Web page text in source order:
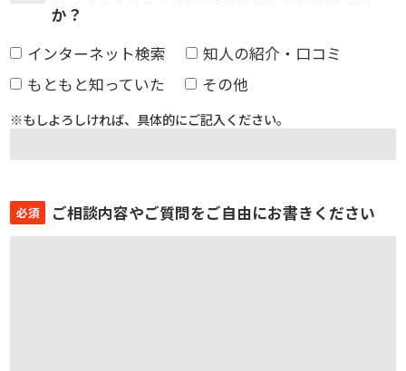
か？
インターネット検索
知人の紹介・口コミ
もともと知っていた
その他
※もしよろしければ、具体的にご記入ください。
必須 ご相談内容やご質問をご自由にお書きください